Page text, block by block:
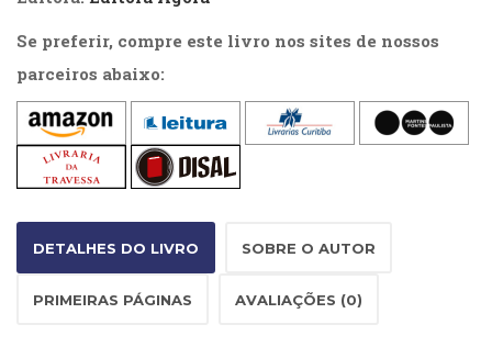
referência
PNL
(Programação
Neurolingüística)
(41)
Psicodrama
(200)
Psicoterapia
(799)
Publicidade,
Propaganda
Se preferir, compre este livro nos sites de nossos
parceiros abaixo:
DETALHES DO LIVRO SOBRE O AUTOR
PRIMEIRAS PÁGINAS AVALIAÇÕES (0)